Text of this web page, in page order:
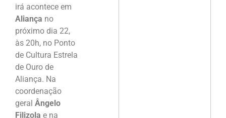
irá acontece em
Aliança no
próximo dia 22,
às 20h, no Ponto
de Cultura Estrela
de Ouro de
Aliança. Na
coordenação
geral Ângelo
Filizola e na